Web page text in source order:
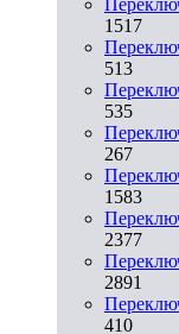
1517
513
535
267
1583
2377
2891
410